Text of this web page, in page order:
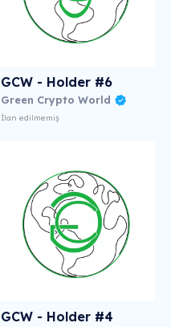
GCW - Holder #6
Green Crypto World
İlan edilmemiş
GCW - Holder #4